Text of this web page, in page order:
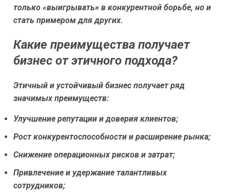
только «выигрывать» в конкурентной борьбе, но и
стать примером для других.
Какие преимущества получает
бизнес от этичного подхода?
Этичный и устойчивый бизнес получает ряд
значимых преимуществ:
Улучшение репутации и доверия клиентов;
Рост конкурентоспособности и расширение рынка;
Снижение операционных рисков и затрат;
Привлечение и удержание талантливых
сотрудников;